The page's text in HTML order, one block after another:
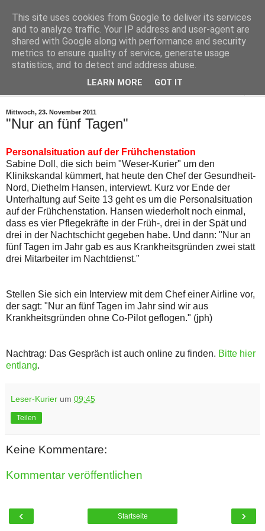
Leser-Kurier
Die Internet-Zeitung für Bremen
Mittwoch, 23. November 2011
"Nur an fünf Tagen"
Personalsituation auf der Frühchenstation
Sabine Doll, die sich beim "Weser-Kurier" um den
Klinikskandal kümmert, hat heute den Chef der Gesundheit-
Nord, Diethelm Hansen, interviewt. Kurz vor Ende der
Unterhaltung auf Seite 13 geht es um die Personalsituation
auf der Frühchenstation. Hansen wiederholt noch einmal,
dass es vier Pflegekräfte in der Früh-, drei in der Spät und
drei in der Nachtschicht gegeben habe. Und dann: "Nur an
fünf Tagen im Jahr gab es aus Krankheitsgründen zwei statt
drei Mitarbeiter im Nachtdienst."
Stellen Sie sich ein Interview mit dem Chef einer Airline vor,
der sagt: "Nur an fünf Tagen im Jahr sind wir aus
Krankheitsgründen ohne Co-Pilot geflogen." (jph)
Nachtrag: Das Gespräch ist auch online zu finden. Bitte hier
entlang.
Leser-Kurier um 09:45
Teilen
Keine Kommentare:
Kommentar veröffentlichen
‹ ›
Startseite
This site uses cookies from Google to deliver its services
and to analyze traffic. Your IP address and user-agent are
shared with Google along with performance and security
metrics to ensure quality of service, generate usage
statistics, and to detect and address abuse.
LEARN MORE GOT IT